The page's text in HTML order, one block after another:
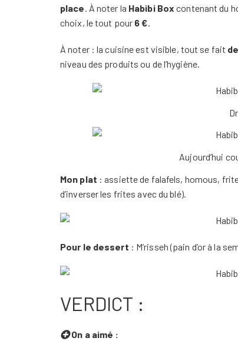
place . À noter la Habibi Box contenant du
choix, le tout pour 6 €
À noter : la cuisine est visible, tout se fait
niveau des produits ou de l’hygiène.
Aujourd’hui
Mon plat : assiette de falafels, homous,
d’inverser les frites avec du blé).
Pour le dessert : M’risseh (pain d’or à la
VERDICT :
On a aimé :